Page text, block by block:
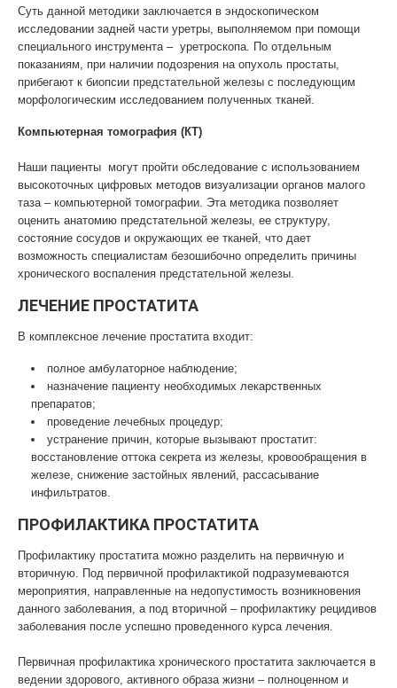
Суть данной методики заключается в эндоскопическом
исследовании задней части уретры, выполняемом при помощи
специального инструмента – уретроскопа. По отдельным
показаниям, при наличии подозрения на опухоль простаты,
прибегают к биопсии предстательной железы с последующим
морфологическим исследованием полученных тканей.
Компьютерная томография (КТ)
Наши пациенты могут пройти обследование с использованием
высокоточных цифровых методов визуализации органов малого
таза – компьютерной томографии. Эта методика позволяет
оценить анатомию предстательной железы, ее структуру,
состояние сосудов и окружающих ее тканей, что дает
возможность специалистам безошибочно определить причины
хронического воспаления предстательной железы.
ЛЕЧЕНИЕ ПРОСТАТИТА
В комплексное лечение простатита входит:
полное амбулаторное наблюдение;
назначение пациенту необходимых лекарственных
препаратов;
проведение лечебных процедур;
устранение причин, которые вызывают простатит:
восстановление оттока секрета из железы, кровообращения в
железе, снижение застойных явлений, рассасывание
инфильтратов.
ПРОФИЛАКТИКА ПРОСТАТИТА
Профилактику простатита можно разделить на первичную и
вторичную. Под первичной профилактикой подразумеваются
мероприятия, направленные на недопустимость возникновения
данного заболевания, а под вторичной – профилактику рецидивов
заболевания после успешно проведенного курса лечения.
Первичная профилактика хронического простатита заключается в
ведении здорового, активного образа жизни – полноценном и